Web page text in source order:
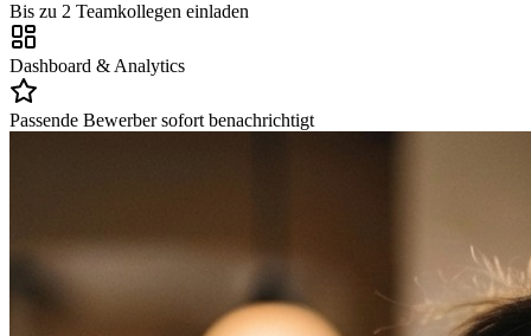
Bis zu 2 Teamkollegen einladen
Dashboard & Analytics
Passende Bewerber sofort benachrichtigt